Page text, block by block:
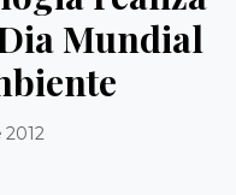
Mundial